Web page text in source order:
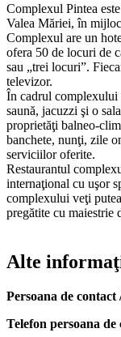
Complexul Pintea
Valea Măriei, în
Complexul are un
ofera 50 de locuri de
sau „trei locuri”.
televizor.
În cadrul complexului
saună, jacuzzi şi o
proprietăţi balneo-
banchete, nunţi, zile
serviciilor oferite.
Restaurantul
internaţional cu uşor
complexului veţi
pregătite cu maiestrie
Alte
Persoana de contact
Telefon persoana de